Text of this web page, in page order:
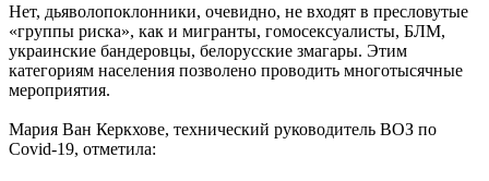
Нет, дьяволопоклонники, очевидно, не входят в пресловутые
«группы риска», как и мигранты, гомосексуалисты, БЛМ,
украинские бандеровцы, белорусские змагары. Этим
категориям населения позволено проводить многотысячные
мероприятия.
Мария Ван Керкхове, технический руководитель ВОЗ по
Covid-19, отметила: